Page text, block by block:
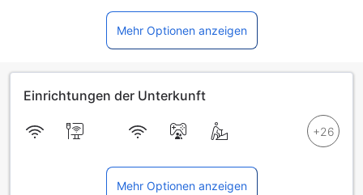
Mehr Optionen anzeigen
Einrichtungen der Unterkunft
Mehr Optionen anzeigen